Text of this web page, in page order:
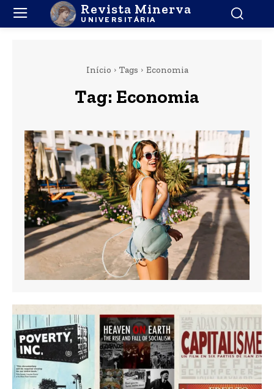
Revista Minerva
UNIVERSITÁRIA
Início Tags Economia
Tag: Economia